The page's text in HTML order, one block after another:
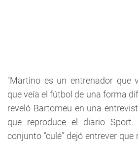
"Martino es un entrenador que
que veía el fútbol de una forma
reveló Bartomeu en una
que reproduce el diario Sport.
conjunto "culé" dejó entrever que